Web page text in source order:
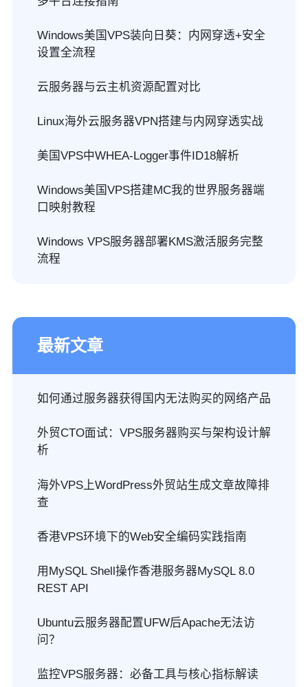
Windows美国VPS装向日葵：内网穿透+安全
设置全流程
云服务器与云主机资源配置对比
Linux海外云服务器VPN搭建与内网穿透实战
美国VPS中WHEA-Logger事件ID18解析
Windows美国VPS搭建MC我的世界服务器端
口映射教程
Windows VPS服务器部署KMS激活服务完整
流程
最新文章
如何通过服务器获得国内无法购买的网络产品
外贸CTO面试：VPS服务器购买与架构设计解
析
海外VPS上WordPress外贸站生成文章故障排
查
香港VPS环境下的Web安全编码实践指南
用MySQL Shell操作香港服务器MySQL 8.0
REST API
Ubuntu云服务器配置UFW后Apache无法访
问？
监控VPS服务器：必备工具与核心指标解读